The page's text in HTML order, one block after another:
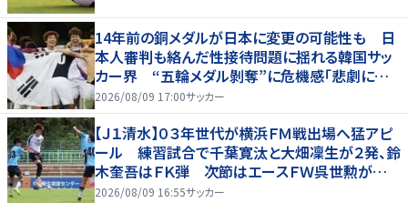
14年前の銅メダルが日本に変更の可能性も 日
本人審判も絡んだ性接待問題に揺れる韓国サッ
カー界 “五輪メダル剝奪”に危機感「悲劇に見
舞われる」
2026/08/09 17:00サッカー
【Ｊ１清水】０３年世代が横浜ＦＭ戦出場へ猛アピ
ール 練習試合で千葉寛汰と大畑凜生が２発、鈴
木奎吾はＦＫ弾 次節はエースＦＷ呉世勲が出
場停止
2026/08/09 16:55サッカー